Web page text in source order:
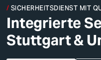
Integrierte
Stuttgart &
SICHERHEITSDIENSTMIT